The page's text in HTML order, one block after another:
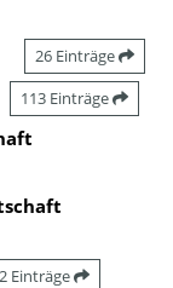
26 Einträge
113 Einträge
Einträge